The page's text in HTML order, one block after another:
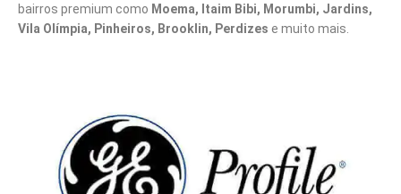
bairros premium como Moema, Itaim Bibi, Morumbi, Jardins,
Vila Olímpia, Pinheiros, Brooklin, Perdizes e muito mais.